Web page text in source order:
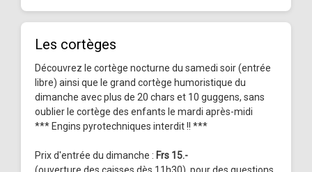
Les cortèges
Découvrez le cortège nocturne du samedi soir (entrée
libre) ainsi que le grand cortège humoristique du
dimanche avec plus de 20 chars et 10 guggens, sans
oublier le cortège des enfants le mardi après-midi
*** Engins pyrotechniques interdit !! ***
Prix d'entrée du dimanche : Frs 15.-